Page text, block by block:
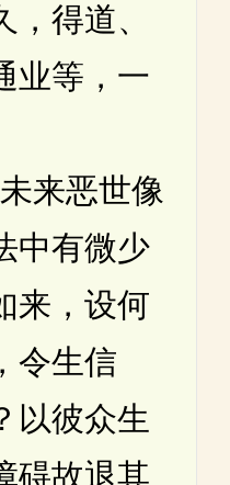
得道、
业等，一
来恶世像
中有微少
来，设何
令生信
以彼众生
碍故退其